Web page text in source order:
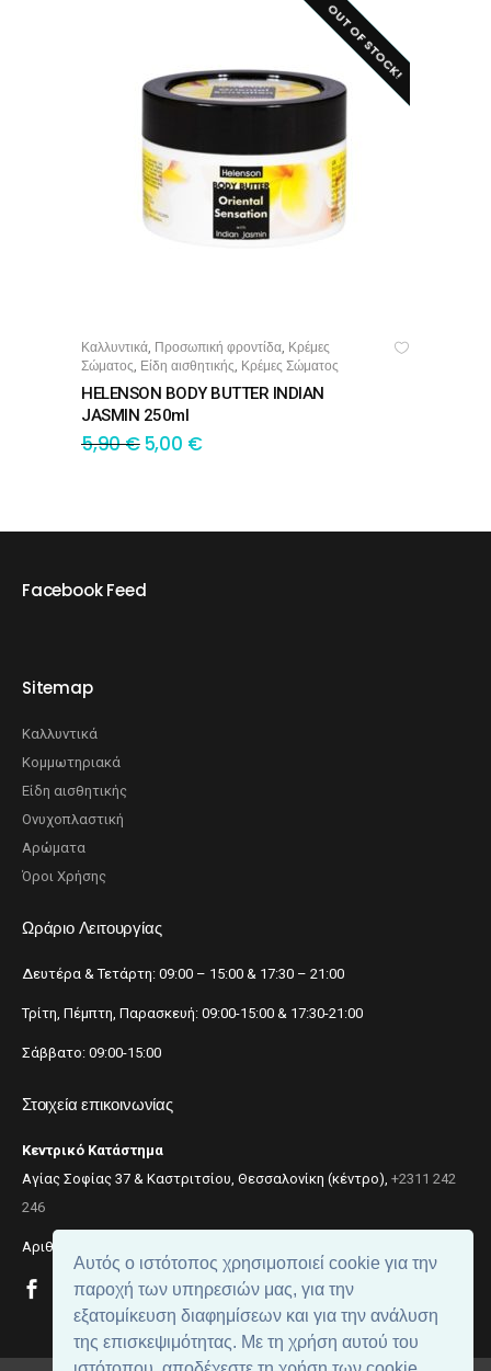
Αυτός ο ιστότοπος χρησιμοποιεί cookie για την
παροχή των υπηρεσιών μας, για την
εξατομίκευση διαφημίσεων και για την ανάλυση
της επισκεψιμότητας. Με τη χρήση αυτού του
SALE!
OUT OF STOCK!
ΔΙΑΒΆΣΤΕ ΠΕΡΙΣΣΌΤΕΡΑ
Καλλυντικά, Προσωπική φροντίδα, Κρέμες
Σώματος, Είδη αισθητικής, Κρέμες Σώματος
HELENSON BODY BUTTER INDIAN
JASMIN 250ml
5,90€5,00 €
Facebook Feed
Sitemap
Καλλυντικά
Κομμωτηριακά
Είδη αισθητικής
Ονυχοπλαστική
Αρώματα
Όροι Χρήσης
Ωράριο Λειτουργίας
Δευτέρα & Τετάρτη: 09:00 – 15:00 & 17:30 – 21:00
Τρίτη, Πέμπτη, Παρασκευή: 09:00-15:00 & 17:30-21:00
Σάββατο: 09:00-15:00
Στοιχεία επικοινωνίας
Κεντρικό Κατάστημα
Αγίας Σοφίας 37 & Καστριτσίου, Θεσσαλονίκη (κέντρο), +2311 242
246
Αριθμός ΓΕΜΗ: 059299204000